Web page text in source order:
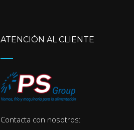
ATENCIÓN AL CLIENTE
Contacta con nosotros: